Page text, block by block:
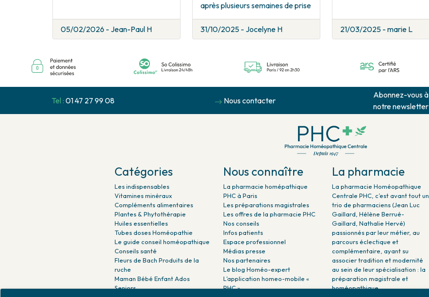
05/02/2026 - Jean-Paul H
après plusieurs semaines de prise
31/10/2025 - Jocelyne H 21/03/2025 - marie L
Tel : 01 47 27 99 08 Nous contacter
Abonnez-vous à
notre newsletter
Catégories
Les indispensables
Vitamines minéraux
Compléments alimentaires
Plantes & Phytothérapie
Huiles essentielles
Tubes doses Homéopathie
Le guide conseil homéopathique
Conseils santé
Fleurs de Bach Produits de la
ruche
Maman Bébé Enfant Ados
Seniors
Nous connaître
La pharmacie homépathique
PHC à Paris
Les préparations magistrales
Les offres de la pharmacie PHC
Nos conseils
Infos patients
Espace professionnel
Médias presse
Nos partenaires
Le blog Homéo-expert
L’application homeo-mobile «
PHC »
La pharmacie
La pharmacie Homéopathique
Centrale PHC, c’est avant tout un
trio de pharmaciens (Jean Luc
Gaillard, Hélène Berrué-
Gaillard, Nathalie Hervé)
passionnés par leur métier, au
parcours éclectique et
complémentaire, ayant su
associer tradition et modernité
au sein de leur spécialisation : la
préparation magistrale et
homéopathique.